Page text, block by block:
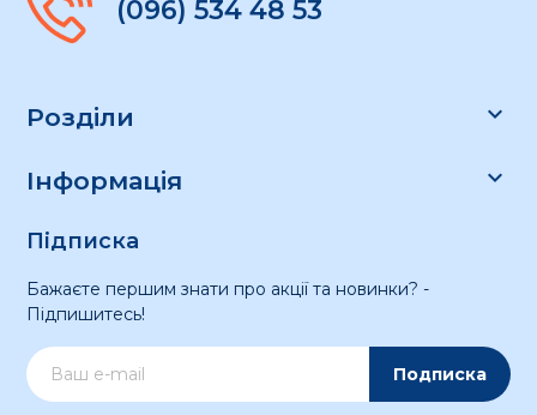
(096) 534 48 53
Розділи 
Інформація 
Підписка
Бажаєте першим знати про акції та новинки? -
Підпишитесь!
Подписка